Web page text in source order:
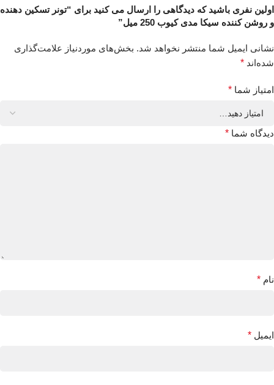
اولین نفری باشید که دیدگاهی را ارسال می کنید برای “تونر تسکین دهنده
و روشن کننده سیکا مدی کیوب 250 میل”
نشانی ایمیل شما منتشر نخواهد شد. بخش‌های موردنیاز علامت‌گذاری
شده‌اند *
امتیاز شما *
دیدگاه شما *
نام *
ایمیل *